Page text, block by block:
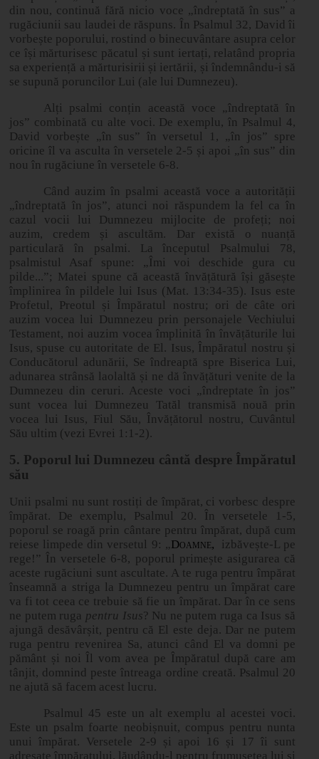
din nou, continuă fără nicio voce „îndreptată în sus” a
rugăciunii sau laudei de răspuns. În Psalmul 32, David îi
vorbește poporului, rostind o binecuvântare asupra celor
ce își mărturisesc păcatul și sunt iertați, relatând propria
sa experiență a mărturisirii și iertării, și îndemnându-i să
se supună poruncilor Lui (ale lui Dumnezeu).
Alți psalmi conțin această voce „îndreptată în
jos” combinată cu alte voci. De exemplu, în Psalmul 4,
David vorbește „în sus” în versetul 1, „în jos” spre
oricine îl va asculta în versetele 2‑5 și apoi „în sus” din
nou în rugăciune în versetele 6‑8.
Când auzim în psalmi această voce a autorității
„îndreptată în jos”, atunci noi răspundem la fel ca în
cazul vocii lui Dumnezeu mijlocite de profeți; noi
auzim, credem și ascultăm. Dar există o nuanță
particulară în psalmi. La începutul Psalmului 78,
psalmistul Asaf spune: „Îmi voi deschide gura cu
pilde...”; Matei spune că această învățătură își găsește
împlinirea în pildele lui Isus (Mat. 13:34‑35). Isus este
Profetul, Preotul și Împăratul nostru; ori de câte ori
auzim vocea lui Dumnezeu prin personajele Vechiului
Testament, noi auzim vocea împlinită în învățăturile lui
Isus, spuse cu autoritate de El. Isus, Împăratul nostru și
Conducătorul adunării, Se îndreaptă spre Biserica Lui,
adunarea strânsă laolaltă și ne dă învățături venite de la
Dumnezeu din ceruri. Aceste voci „îndreptate în jos”
sunt vocea lui Dumnezeu Tatăl transmisă nouă prin
vocea lui Isus, Fiul Său, Învățătorul nostru, Cuvântul
Său ultim (vezi Evrei 1:1-2).
5. Poporul lui Dumnezeu cântă despre Împăratul
său
Unii psalmi nu sunt rostiți de împărat, ci vorbesc despre
împărat. De exemplu, Psalmul 20. În versetele 1 ‑5,
poporul se roagă prin cântare pentru împărat, după cum
reiese limpede din versetul 9: „Doamne,
izbăvește-L pe
rege!” În versetele 6‑8, poporul primește asigurarea că
aceste rugăciuni sunt ascultate. A te ruga pentru împărat
înseamnă a striga la Dumnezeu pentru un împărat care
va fi tot ceea ce trebuie să fie un împărat. Dar în ce sens
ne putem ruga pentru Isus? Nu ne putem ruga ca Isus să
ajungă desăvârșit, pentru că El este deja. Dar ne putem
ruga pentru revenirea Sa, atunci când El va domni pe
pământ și noi Îl vom avea pe Împăratul după care am
tânjit, domnind peste întreaga ordine creată. Psalmul 20
ne ajută să facem acest lucru.
Psalmul 45 este un alt exemplu al acestei voci.
Este un psalm foarte neobișnuit, compus pentru nunta
unui împărat. Versetele 2‑9 și apoi 16 și 17 îi sunt
adresate împăratului, lăudându-l pentru frumusețea lui și